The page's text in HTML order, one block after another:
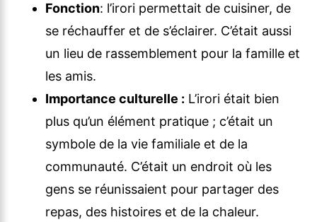
Fonction: l’irori permettait de cuisiner, de
se réchauffer et de s’éclairer. C’était aussi
un lieu de rassemblement pour la famille et
les amis.
Importance culturelle : L’irori était bien
plus qu’un élément pratique ; c’était un
symbole de la vie familiale et de la
communauté. C’était un endroit où les
gens se réunissaient pour partager des
repas, des histoires et de la chaleur.